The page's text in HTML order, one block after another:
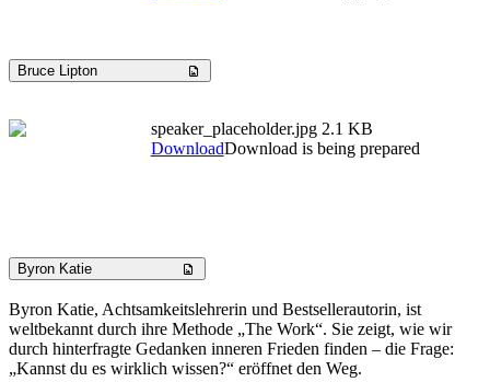
Bruce Lipton
speaker_placeholder.jpg 2.1 KB
DownloadDownload is being prepared
Byron Katie
Byron Katie, Achtsamkeitslehrerin und Bestsellerautorin, ist
weltbekannt durch ihre Methode „The Work“. Sie zeigt, wie wir
durch hinterfragte Gedanken inneren Frieden finden – die Frage:
„Kannst du es wirklich wissen?“ eröffnet den Weg.